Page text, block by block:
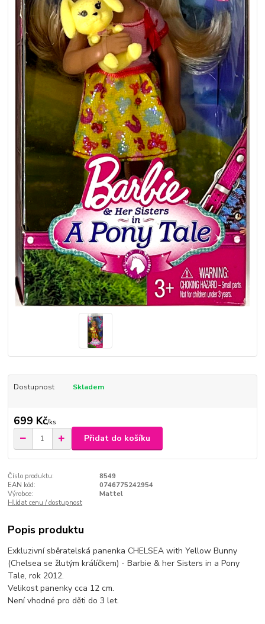
Dostupnost Skladem
699 Kč/ks
Přidat do košíku
Číslo produktu:
8549
EAN kód:
0746775242954
Výrobce:
Mattel
Hlídat cenu / dostupnost
Popis produktu
Exkluzivní sběratelská panenka CHELSEA with Yellow Bunny
(Chelsea se žlutým králíčkem) - Barbie & her Sisters in a Pony
Tale, rok 2012.
Velikost panenky cca 12 cm.
Není vhodné pro děti do 3 let.